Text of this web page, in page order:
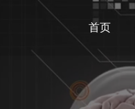
首页